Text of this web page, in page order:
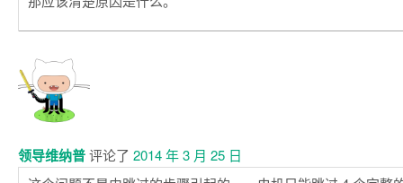
领导维纳普评论了 2014 年 3 月 25 日